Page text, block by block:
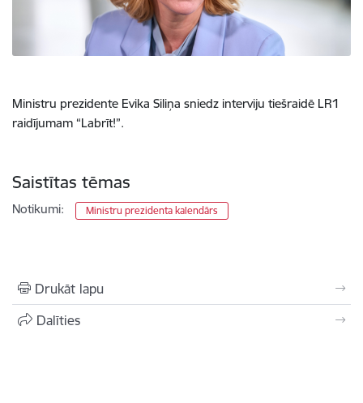
Ministru prezidente Evika Siliņa sniedz interviju tiešraidē LR1
raidījumam “Labrīt!”.
Saistītas tēmas
Notikumi: Ministru prezidenta kalendārs
Drukāt lapu
Dalīties